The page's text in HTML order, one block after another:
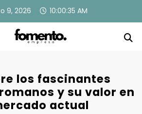
9, 2026 10:00:36 AM
los fascinantes
y su valor en
actual